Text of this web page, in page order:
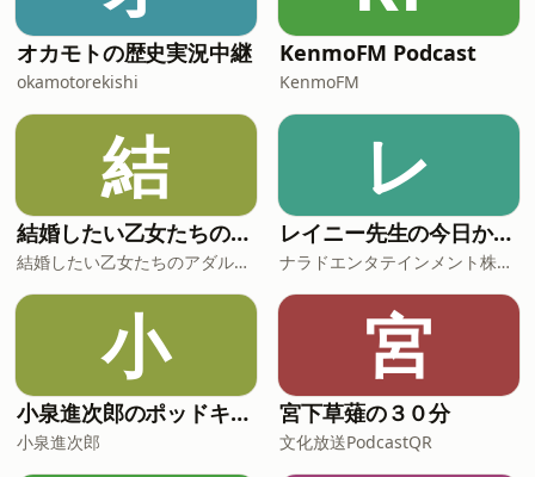
オカモトの歴史実況中継
okamotorekishi
KenmoFM Podcast
KenmoFM
結
結婚したい乙女たちのアダルトーク
結婚したい乙女たちのアダルトーク
レ
レイニー先生の今日から役立つ英会話
ナラドエンタテインメント株式会社
小
小泉進次郎のポッドキャスト
小泉進次郎
宮
宮下草薙の３０分
文化放送PodcastQR